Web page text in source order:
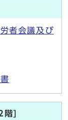
者会議及び
階]